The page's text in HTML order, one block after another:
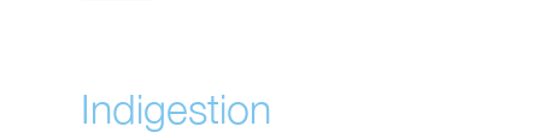
Collection:
Indigestion